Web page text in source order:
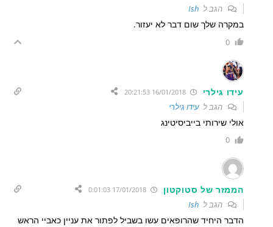
הגב ל Ish
במקרה שלך שום דבר לא יעזור.
0
עידו גילרי 16/01/2018 20:21:53
הגב לעידו גילרי
אולי שירותי בייביסיטינג
0
הממזר של סטוקטון
הגב ל Ish
הדבר היחיד שהרופאים עשו בשביל לפתור את עניין כאביי הראש